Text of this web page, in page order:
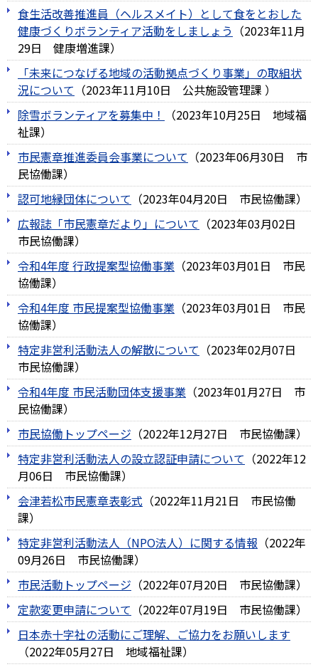
食生活改善推進員（ヘルスメイト）として食をとおした
健康づくりボランティア活動をしましょう （2023年11月
29日
健康増進課）
「未来につなげる地域の活動拠点づくり事業」の取組状
況について （2023年11月10日 公共施設管理課 ）
除雪ボランティアを募集中！
（2023年10月25日
地域福
祉課）
市民憲章推進委員会事業について （2023年06月30日
市
民協働課）
認可地縁団体について （2023年04月20日 市民協働課）
広報誌「市民憲章だより」について （2023年03月02日
市民協働課）
令和4年度 行政提案型協働事業 （2023年03月01日
市民
協働課）
令和4年度 市民提案型協働事業 （2023年03月01日
市民
協働課）
特定非営利活動法人の解散について （2023年02月07日
市民協働課）
令和4年度 市民活動団体支援事業 （2023年01月27日
市
民協働課）
市民協働トップページ （2022年12月27日 市民協働課）
特定非営利活動法人の設立認証申請について （2022年12
月06日
市民協働課）
会津若松市民憲章表彰式 （2022年11月21日
市民協働
課）
特定非営利活動法人（NPO法人）に関する情報 （2022年
09月26日
市民協働課）
市民活動トップページ （2022年07月20日 市民協働課）
定款変更申請について （2022年07月19日 市民協働課）
日本赤十字社の活動にご理解、ご協力をお願いします
（2022年05月27日 地域福祉課）